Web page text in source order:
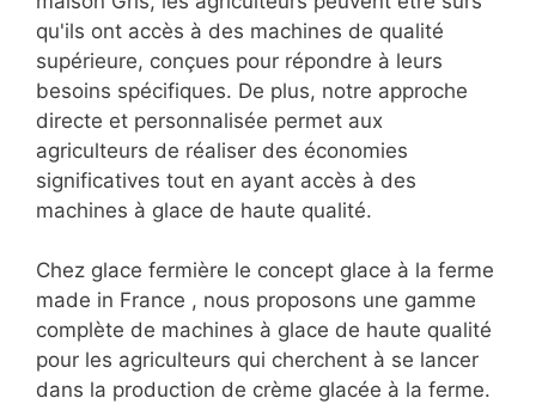
qu'ils ont accès à des machines de qualité
supérieure, conçues pour répondre à leurs
besoins spécifiques. De plus, notre approche
directe et personnalisée permet aux
agriculteurs de réaliser des économies
significatives tout en ayant accès à des
machines à glace de haute qualité.
Chez glace fermière le concept glace à la ferme
made in France , nous proposons une gamme
complète de machines à glace de haute qualité
pour les agriculteurs qui cherchent à se lancer
dans la production de crème glacée à la ferme.